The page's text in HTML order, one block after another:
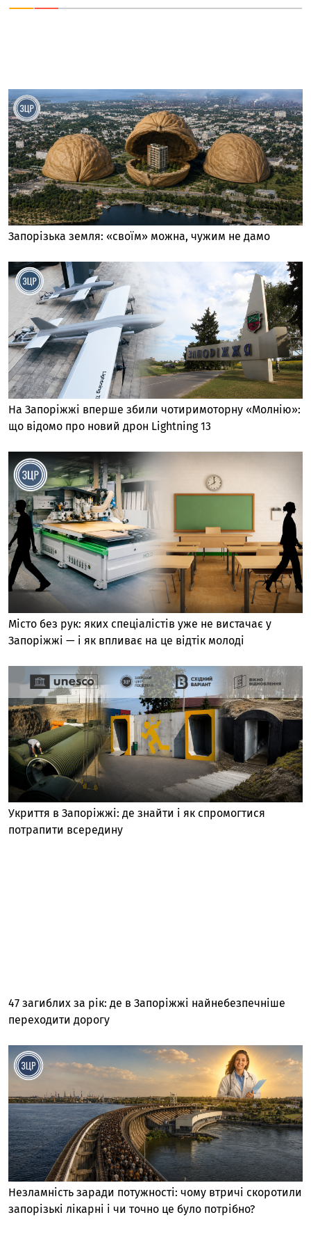
Запорізька земля: «своїм» можна, чужим не дамо
На Запоріжжі вперше збили чотиримоторну «Молнію»:
що відомо про новий дрон Lightning 13
Місто без рук: яких спеціалістів уже не вистачає у
Запоріжжі — і як впливає на це відтік молоді
Укриття в Запоріжжі: де знайти і як спромогтися
потрапити всередину
47 загиблих за рік: де в Запоріжжі найнебезпечніше
переходити дорогу
Незламність заради потужності: чому втричі скоротили
запорізькі лікарні і чи точно це було потрібно?